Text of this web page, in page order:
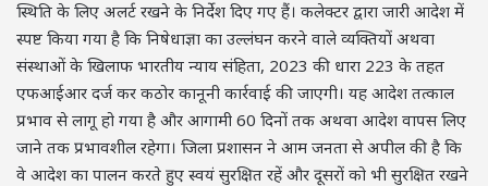
स्थिति के लिए अलर्ट रखने के निर्देश दिए गए हैं। कलेक्टर द्वारा जारी आदेश में
स्पष्ट किया गया है कि निषेधाज्ञा का उल्लंघन करने वाले व्यक्तियों अथवा
संस्थाओं के खिलाफ भारतीय न्याय संहिता, 2023 की धारा 223 के तहत
एफआईआर दर्ज कर कठोर कानूनी कार्रवाई की जाएगी। यह आदेश तत्काल
प्रभाव से लागू हो गया है और आगामी 60 दिनों तक अथवा आदेश वापस लिए
जाने तक प्रभावशील रहेगा। जिला प्रशासन ने आम जनता से अपील की है कि
वे आदेश का पालन करते हुए स्वयं सुरक्षित रहें और दूसरों को भी सुरक्षित रखने